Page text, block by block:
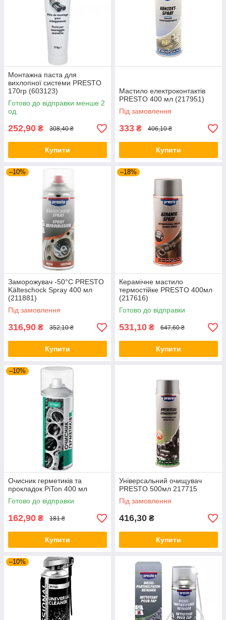
Монтажна паста для
вихлопної системи PRESTO
170гр (603123)
Готово до відправки менше 2
од.
252,90 ₴ 308,40 ₴
Купити
Мастило електроконтактів
PRESTO 400 мл (217951)
Під замовлення
333 ₴ 406,10 ₴
Купити
–10%
Заморожувач -50°C PRESTO
Kälteschock Spray 400 мл
(211881)
Під замовлення
316,90 ₴ 352,10 ₴
Купити
–18%
Керамічне мастило
термостійке PRESTO 400мл
(217616)
Готово до відправки
531,10 ₴ 647,60 ₴
Купити
–10%
Очисник герметиків та
прокладок PiTon 400 мл
Готово до відправки
162,90 ₴ 181 ₴
Купити
Універсальний очищувач
PRESTO 500мл 217715
Під замовлення
416,30 ₴
Купити
–10%